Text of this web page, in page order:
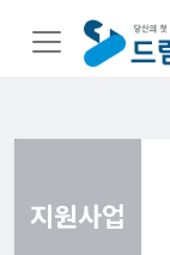
지원사업